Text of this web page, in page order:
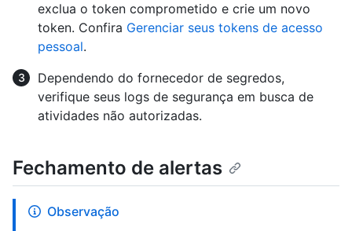
exclua o token comprometido e crie um novo
token. Confira Gerenciar seus tokens de acesso
pessoal.
Dependendo do fornecedor de segredos,
verifique seus logs de segurança em busca de
atividades não autorizadas.
Fechamento de alertas
Observação